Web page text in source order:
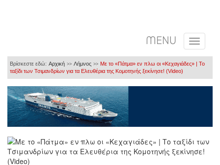
MENU
Βρίσκεστε εδώ: Αρχική >> Λήμνος >> Με το «Πάτμα» εν πλω οι «Κεχαγιάδες» | Το
ταξίδι των Τσιμανδρίων για τα Ελευθέρια της Κομοτηνής ξεκίνησε! (Video)